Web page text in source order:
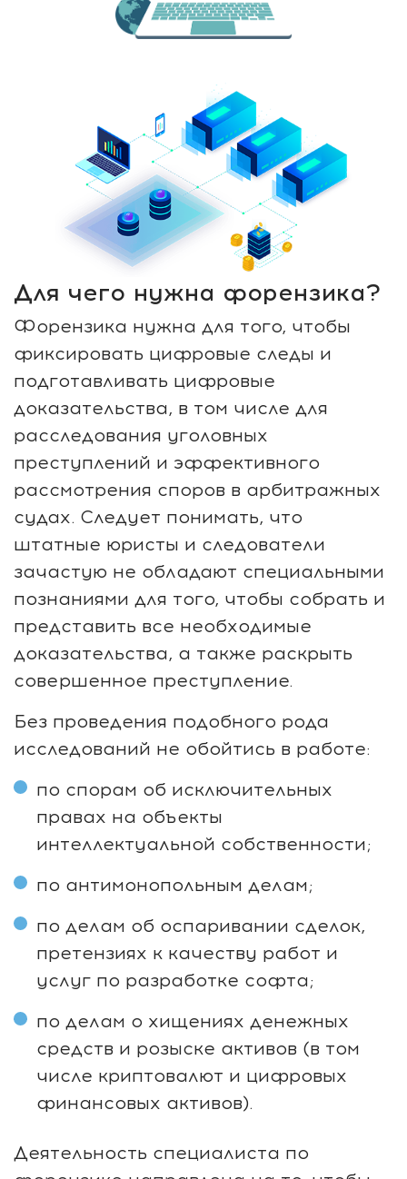
Для чего нужна форензика?
Форензика нужна для того, чтобы
фиксировать цифровые следы и
подготавливать цифровые
доказательства, в том числе для
расследования уголовных
преступлений и эффективного
рассмотрения споров в арбитражных
судах. Следует понимать, что
штатные юристы и следователи
зачастую не обладают специальными
познаниями для того, чтобы собрать и
представить все необходимые
доказательства, а также раскрыть
совершенное преступление.
Без проведения подобного рода
исследований не обойтись в работе:
по спорам об исключительных
правах на объекты
интеллектуальной собственности;
по антимонопольным делам;
по делам об оспаривании сделок,
претензиях к качеству работ и
услуг по разработке софта;
по делам о хищениях денежных
средств и розыске активов (в том
числе криптовалют и цифровых
финансовых активов).
Деятельность специалиста по